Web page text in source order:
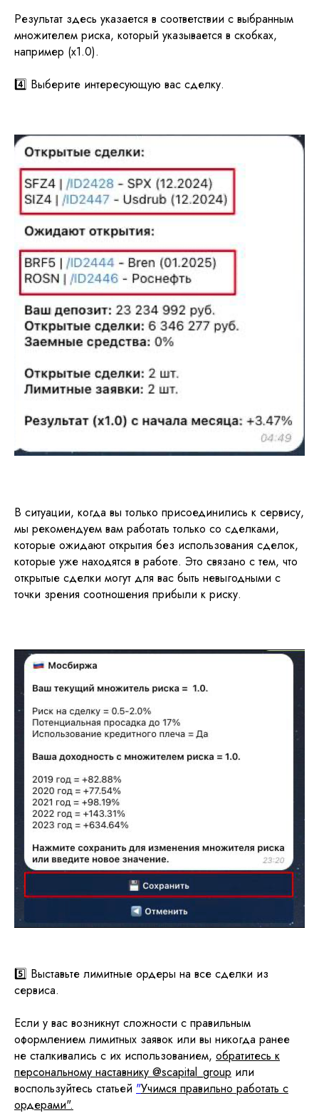
Результат здесь указается в соответствии с выбранным
множителем риска, который указывается в скобках,
например (х1.0).
4️⃣ Выберите интересующую вас сделку.
В ситуации, когда вы только присоединились к сервису,
мы рекомендуем вам работать только со сделками,
которые ожидают открытия без использования сделок,
которые уже находятся в работе. Это связано с тем, что
открытые сделки могут для вас быть невыгодными с
точки зрения соотношения прибыли к риску.
5️⃣ Выставьте лимитные ордеры на все сделки из
сервиса.
Если у вас возникнут сложности с правильным
оформлением лимитных заявок или вы никогда ранее
не сталкивались с их использованием, обратитесь к
персональному наставнику @scapital_group или
воспользуйтесь статьей "Учимся правильно работать с
ордерами".